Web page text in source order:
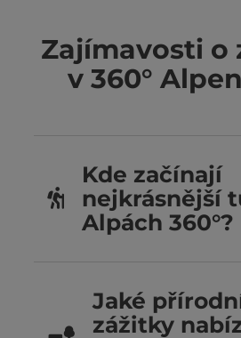
Zajímavosti o
v 360°
Kde začínají
nejkrásnější
Alpách 360°?
Jaké
zážitky